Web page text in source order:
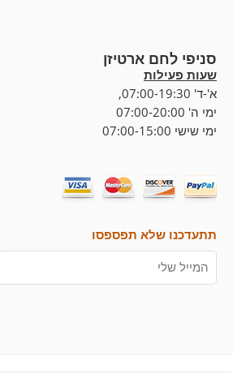
סניפי לחם ארטיזן
שעות פעילות
א'-ד' 07:00-19:30,
ימי ה' 07:00-20:00
ימי שישי 07:00-15:00
תתעדכנו שלא תפספסו